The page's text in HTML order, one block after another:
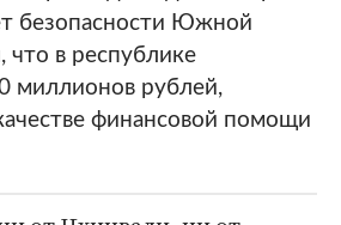
безопасности Южной
что в республике
миллионов рублей,
финансовой помощи